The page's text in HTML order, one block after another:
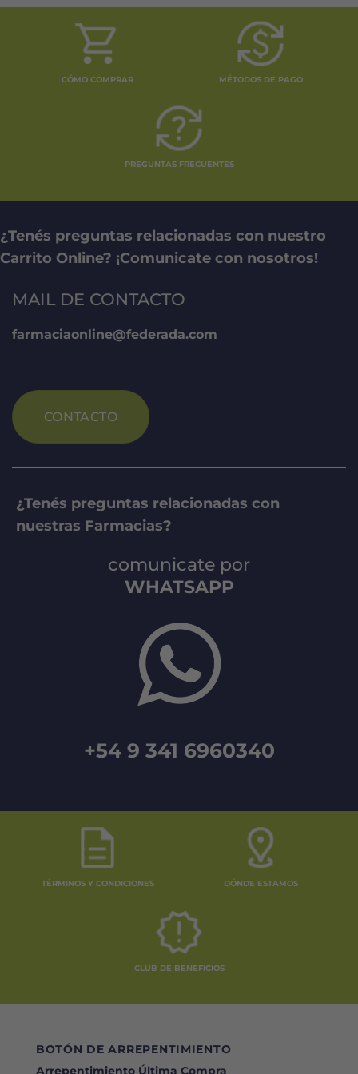
CÓMO COMPRAR MÉTODOS DE PAGO
PREGUNTAS FRECUENTES
¿Tenés preguntas relacionadas con nuestro
Carrito Online? ¡Comunicate con nosotros!
MAIL DE CONTACTO
farmaciaonline@federada.com
CONTACTO
¿Tenés preguntas relacionadas con
nuestras Farmacias?
comunicate por
WHATSAPP
+54 9 341 6960340
TÉRMINOS Y CONDICIONES DÓNDE ESTAMOS
CLUB DE BENEFICIOS
BOTÓN DE ARREPENTIMIENTO
Arrepentimiento Última Compra